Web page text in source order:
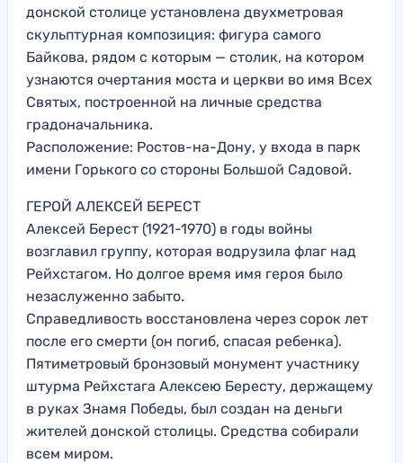
донской столице установлена двухметровая
скульптурная композиция: фигура самого
Байкова, рядом с которым — столик, на котором
узнаются очертания моста и церкви во имя Всех
Святых, построенной на личные средства
градоначальника.
Расположение: Ростов-на-Дону, у входа в парк
имени Горького со стороны Большой Садовой.
ГЕРОЙ АЛЕКСЕЙ БЕРЕСТ
Алексей Берест (1921-1970) в годы войны
возглавил группу, которая водрузила флаг над
Рейхстагом. Но долгое время имя героя было
незаслуженно забыто.
Справедливость восстановлена через сорок лет
после его смерти (он погиб, спасая ребенка).
Пятиметровый бронзовый монумент участнику
штурма Рейхстага Алексею Бересту, держащему
в руках Знамя Победы, был создан на деньги
жителей донской столицы. Средства собирали
всем миром.